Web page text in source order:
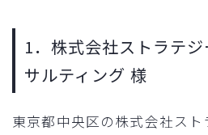
1．株式会社ストラテ
サルティング 様
東京都中央区の株式会社ス